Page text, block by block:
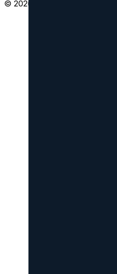
© 2026 CameraIndex. Alle